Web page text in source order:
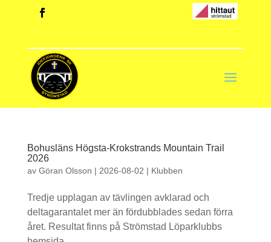
Bohusläns Högsta-Krokstrands Mountain Trail
2026
av Göran Olsson | 2026-08-02 | Klubben
Tredje upplagan av tävlingen avklarad och
deltagarantalet mer än fördubblades sedan förra
året. Resultat finns på Strömstad Löparklubbs